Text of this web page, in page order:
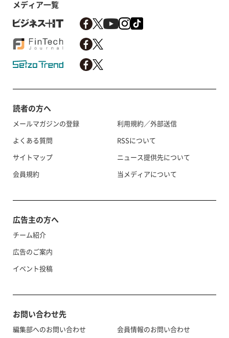
メディア一覧
読者の方へ
メールマガジンの登録
よくある質問
サイトマップ
会員規約
利用規約／外部送信
RSSについて
ニュース提供先について
当メディアについて
広告主の方へ
チーム紹介
広告のご案内
イベント投稿
お問い合わせ先
編集部へのお問い合わせ 会員情報のお問い合わせ